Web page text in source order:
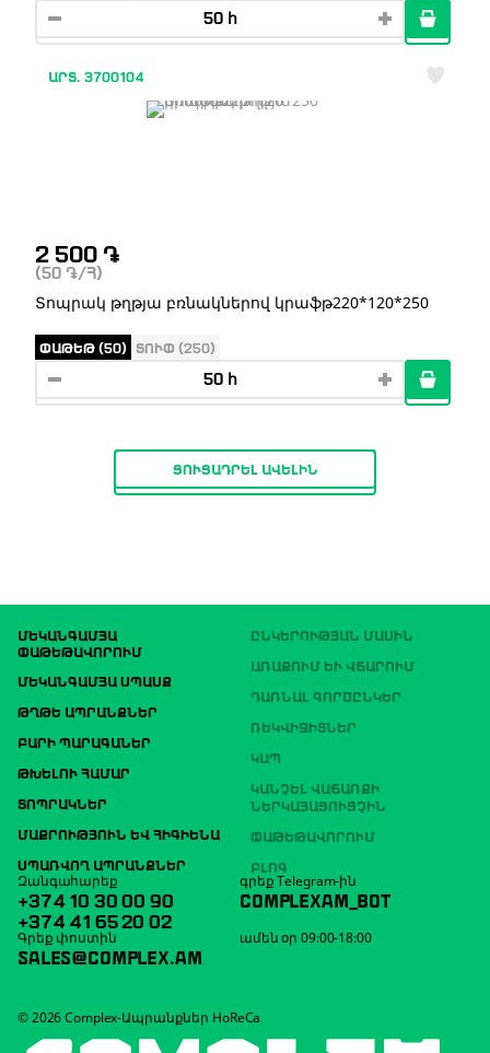
ԱՐՏ. 3700104
2 500 ֏
(50 ֏ /Հ)
Տոպրակ թղթյա բռնակներով կրաֆթ220*120*250
ՓԱԹԵԹ (50) ՏՈՒՓ (250)
ՑՈՒՑԱԴՐԵԼ ԱՎԵԼԻՆ
ՄԵԿԱՆԳԱՄՅԱ
ՓԱԹԵԹԱՎՈՐՈՒՄ
ՄԵԿԱՆԳԱՄՅԱ ՍՊԱՍՔ
ԹՂԹԵ ԱՊՐԱՆՔՆԵՐ
ԲԱՐԻ ՊԱՐԱԳԱՆԵՐ
ԹԽԵԼՈՒ ՀԱՄԱՐ
ՏՈՊՐԱԿՆԵՐ
ՄԱՔՐՈՒԹՅՈՒՆ ԵՎ ՀԻԳԻԵՆԱ
ՍՊԱՌՎՈՂ ԱՊՐԱՆՔՆԵՐ
ԸՆԿԵՐՈՒԹՅԱՆ ՄԱՍԻՆ
ԱՌԱՔՈՒՄ ԵՒ ՎՃԱՐՈՒՄ
ԴԱՌՆԱԼ ԳՈՐԾԸՆԿԵՐ
ՌԵԿՎԻԶԻՏՆԵՐ
ԿԱՊ
ԿԱՆՉԵԼ ՎԱՃԱՌՔԻ
ՆԵՐԿԱՅԱՑՈՒՑՉԻՆ
ՓԱԹԵԹԱՎՈՐՈՒՄ
ԲԼՈԳ
Զանգահարեք
+374 10 30 00 90
+374 41 65 20 02
գրեք Telegram-ին
COMPLEXAM_BOT
Գրեք փոստին
SALES@COMPLEX.AM
ամեն օր 09:00-18:00
© 2026 Complex-Ապրանքներ HoReCa